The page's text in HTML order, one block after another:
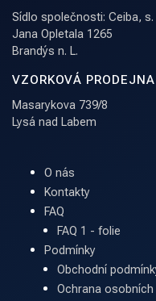
Sídlo společnosti: Ceiba, s.
Jana Opletala 1265
Brandýs n. L.
VZORKOVÁ PRODEJNA
Masarykova 739/8
Lysá nad Labem
O nás
Kontakty
FAQ
FAQ 1 - folie
Podmínky
Obchodní
Ochrana osobních